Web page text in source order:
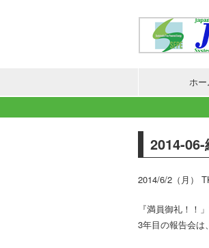
ホー
2014-
2014/6/2（月）
『満員御礼！！
3年目の報告会は